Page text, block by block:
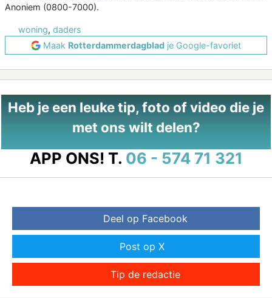
Anoniem (0800-7000).
woning, daders
Maak Rotterdammerdagblad je Google-favoriet
Heb je een leuke tip, foto of video die je
met ons wilt delen?
APP ONS! T. 06 - 574 71 321
Deel op Facebook
Post op X
Tip de redactie